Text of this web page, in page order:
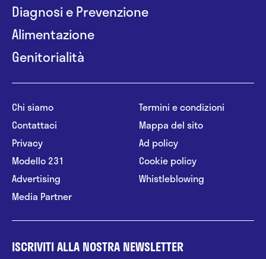
Diagnosi e Prevenzione
Alimentazione
Genitorialità
Chi siamo
Contattaci
Privacy
Modello 231
Advertising
Media Partner
Termini e condizioni
Mappa del sito
Ad policy
Cookie policy
Whistleblowing
ISCRIVITI ALLA NOSTRA NEWSLETTER